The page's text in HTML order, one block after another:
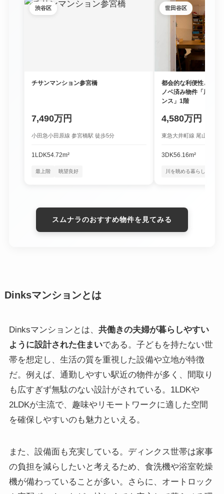
渋谷区
チサンマンション参宮橋
7,490万円
小田急小田原線 参宮橋駅 徒歩5分
1LDK54.72m²
最上階 眺望良好
世田谷区
都会的な利便性と豊か
ノベ済み物件「尾山台
ンス」1階
4,580万円
東急大井町線 尾山台駅
3DK56.16m²
川を眺める暮らし
スムナラのおすすめ物件を見てみる
Dinksマンションとは
Dinksマンションとは、 共働きの夫婦が暮らしやすい
ように設計された住まいである。子どもを持たない世
帯を想定し、生活の質を重視した設備や立地が特徴
だ。例えば、通勤しやすい駅近の物件が多く、間取り
も広すぎず無駄のない設計がされている。1LDKや
2LDKが主流で、趣味やリモートワークに適した空間
を確保しやすいのも魅力といえる。
また、設備面も充実している。ディンクス世帯は家事
の負担を減らしたいと考えるため、食洗機や浴室乾燥
機が備わっていることが多い。さらに、オートロック